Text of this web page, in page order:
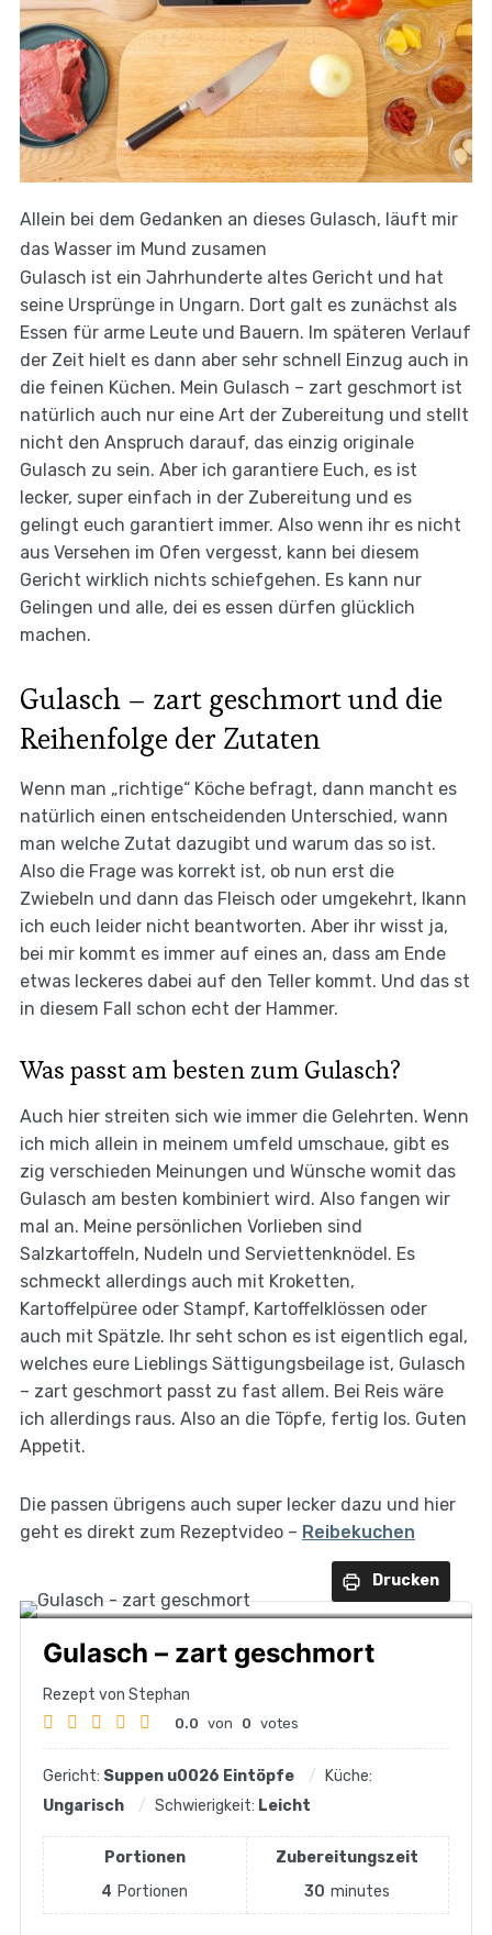
Allein bei dem Gedanken an dieses Gulasch, läuft mir
das Wasser im Mund zusamen
Gulasch ist ein Jahrhunderte altes Gericht und hat
seine Ursprünge in Ungarn. Dort galt es zunächst als
Essen für arme Leute und Bauern. Im späteren Verlauf
der Zeit hielt es dann aber sehr schnell Einzug auch in
die feinen Küchen. Mein Gulasch – zart geschmort ist
natürlich auch nur eine Art der Zubereitung und stellt
nicht den Anspruch darauf, das einzig originale
Gulasch zu sein. Aber ich garantiere Euch, es ist
lecker, super einfach in der Zubereitung und es
gelingt euch garantiert immer. Also wenn ihr es nicht
aus Versehen im Ofen vergesst, kann bei diesem
Gericht wirklich nichts schiefgehen. Es kann nur
Gelingen und alle, dei es essen dürfen glücklich
machen.
Gulasch – zart geschmort und die
Reihenfolge der Zutaten
Wenn man „richtige“ Köche befragt, dann mancht es
natürlich einen entscheidenden Unterschied, wann
man welche Zutat dazugibt und warum das so ist.
Also die Frage was korrekt ist, ob nun erst die
Zwiebeln und dann das Fleisch oder umgekehrt, lkann
ich euch leider nicht beantworten. Aber ihr wisst ja,
bei mir kommt es immer auf eines an, dass am Ende
etwas leckeres dabei auf den Teller kommt. Und das st
in diesem Fall schon echt der Hammer.
Was passt am besten zum Gulasch?
Auch hier streiten sich wie immer die Gelehrten. Wenn
ich mich allein in meinem umfeld umschaue, gibt es
zig verschieden Meinungen und Wünsche womit das
Gulasch am besten kombiniert wird. Also fangen wir
mal an. Meine persönlichen Vorlieben sind
Salzkartoffeln, Nudeln und Serviettenknödel. Es
schmeckt allerdings auch mit Kroketten,
Kartoffelpüree oder Stampf, Kartoffelklössen oder
auch mit Spätzle. Ihr seht schon es ist eigentlich egal,
welches eure Lieblings Sättigungsbeilage ist, Gulasch
– zart geschmort passt zu fast allem. Bei Reis wäre
ich allerdings raus. Also an die Töpfe, fertig los. Guten
Appetit.
Die passen übrigens auch super lecker dazu und hier
geht es direkt zum Rezeptvideo – Reibekuchen
Drucken
Gulasch – zart geschmort
Rezept von Stephan
0.0 von 0 votes
Gericht: Suppen u0026 Eintöpfe
Küche:
Ungarisch
Schwierigkeit: Leicht
Portionen
4 Portionen
Zubereitungszeit
30 minutes